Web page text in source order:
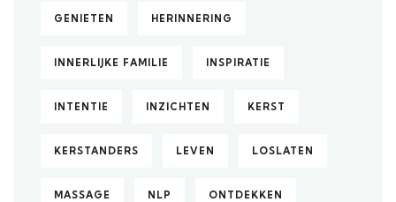
GENIETEN HERINNERING
INNERLIJKE FAMILIE INSPIRATIE
INTENTIE INZICHTEN KERST
KERSTANDERS LEVEN LOSLATEN
MASSAGE NLP ONTDEKKEN